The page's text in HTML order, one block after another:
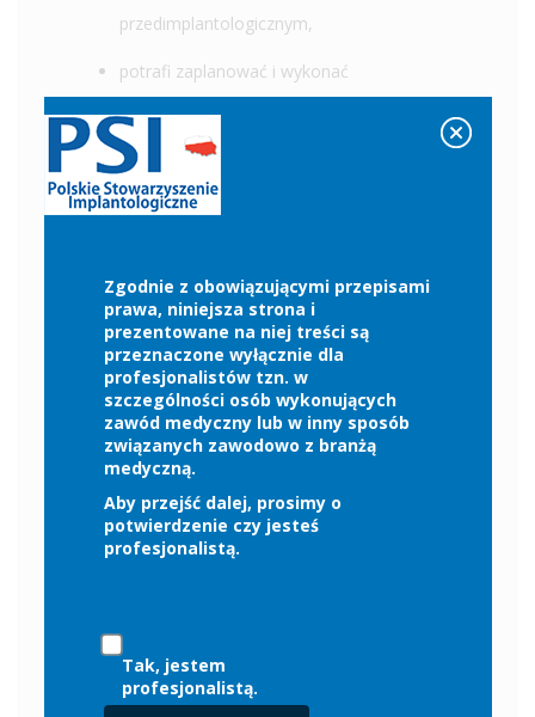
przedimplantologicznym,
potrafi zaplanować i wykonać
zna zasady pracy na tkankach miękkich i
doboru techniki szycia,
instrumentarium chirurgicznym,
rozumie granice i możliwości implantacji
natychmiastowej,
jest przygotowany do dalszego kształcenia
implantologicznego.
kompetencyjneprzed udziałem w Curriculum
Implantologii PSI.
Informacje organizacyjne
Termin:27–28 lutego 2026 r.
Zgodnie z obowiązującymi przepisami
prawa, niniejsza strona i
prezentowane na niej treści są
przeznaczone wyłącznie dla
profesjonalistów tzn. w
szczególności osób wykonujących
zawód medyczny lub w inny sposób
związanych zawodowo z branżą
medyczną.
Aby przejść dalej, prosimy o
potwierdzenie czy jesteś
profesjonalistą.
Tak, jestem
profesjonalistą.